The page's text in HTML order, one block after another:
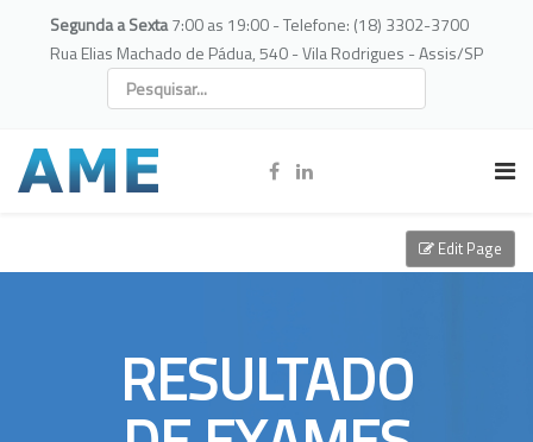
Segunda a Sexta7:00 as 19:00 - Telefone: (18) 3302-3700
Rua Elias Machado de Pádua, 540 - Vila Rodrigues - Assis/SP
RESULTADO
Edit Page